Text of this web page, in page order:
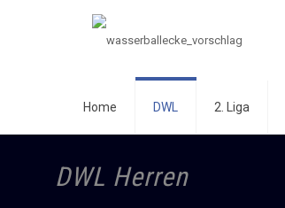
Home DWL 2. Liga
DWL Herren